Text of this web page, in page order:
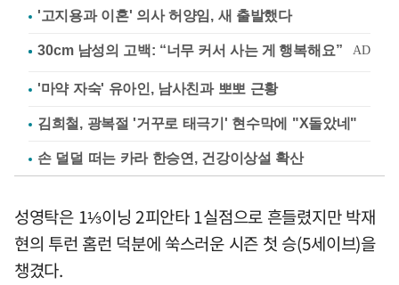
'고지용과 이혼' 의사 허양임, 새 출발했다
'마약 자숙' 유아인, 남사친과 뽀뽀 근황
김희철, 광복절 '거꾸로 태극기' 현수막에 "X돌았네"
손 덜덜 떠는 카라 한승연, 건강이상설 확산
성영탁은 1⅓이닝 2피안타 1실점으로 흔들렸지만 박재
현의 투런 홈런 덕분에 쑥스러운 시즌 첫 승(5세이브)을
챙겼다.